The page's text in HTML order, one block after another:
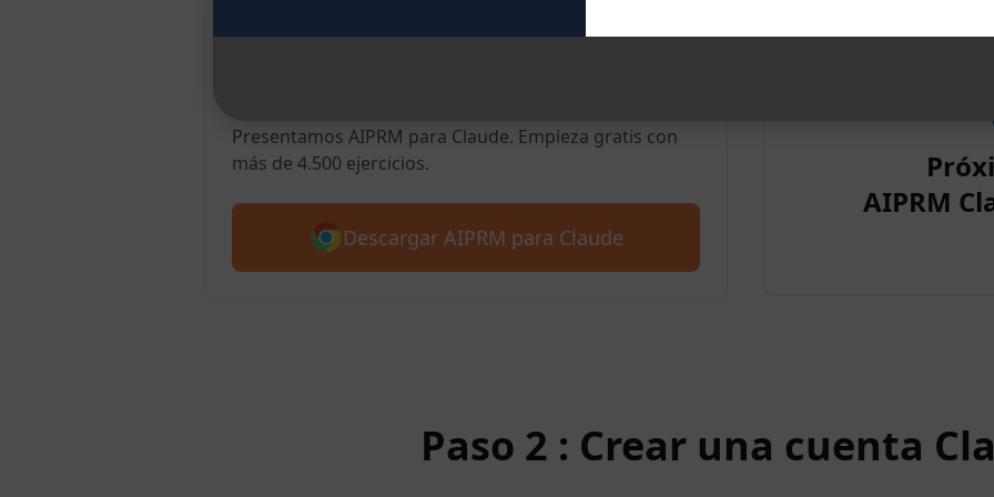
Presentamos AIPRM para Claude. Empieza gratis con
más de 4.500 ejercicios.
Descargar AIPRM para Claude
AIPRM
Paso 2 : Crear una cuenta